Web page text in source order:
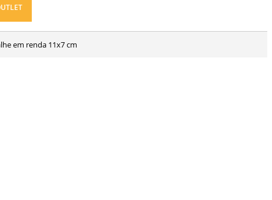
em renda 11x7 cm